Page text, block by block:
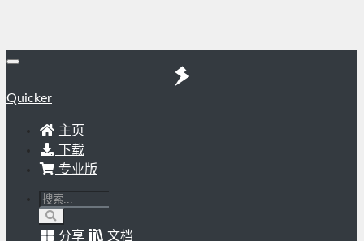
Quicker
主页
下载
专业版
分享
文档